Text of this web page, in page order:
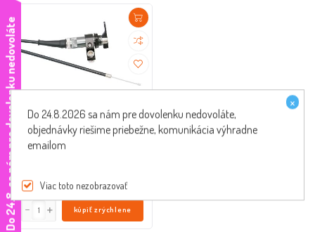
Tiahlo sytiča s lankom 150cm -
univerzálne
€30,10 s DPH
kúpiť zrýchlene
D
o
2
4
.
8
.
s
a
n
á
m
p
r
e
d
o
v
o
l
e
n
k
u
n
e
d
o
v
o
l
á
t
e ×
Do 24.8.2026 sa nám pre dovolenku nedovoláte,
objednávky riešime priebežne, komunikácia výhradne
emailom
Viac toto nezobrazovať